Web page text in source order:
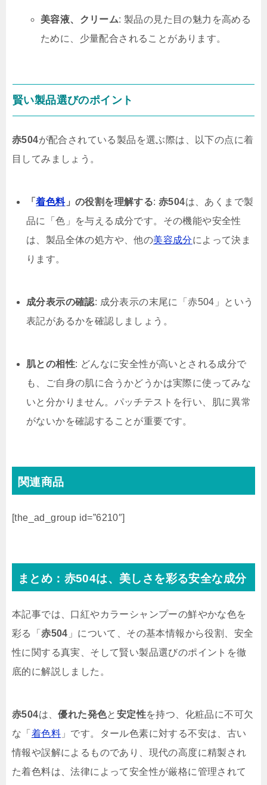
美容液、クリーム: 製品の見た目の魅力を高める
ために、少量配合されることがあります。
賢い製品選びのポイント
赤504が配合されている製品を選ぶ際は、以下の点に着
目してみましょう。
「着色料」の役割を理解する:赤504は、あくまで製
品に「色」を与える成分です。その機能や安全性
は、製品全体の処方や、他の美容成分によって決ま
ります。
成分表示の確認: 成分表示の末尾に「赤504」という
表記があるかを確認しましょう。
肌との相性: どんなに安全性が高いとされる成分で
も、ご自身の肌に合うかどうかは実際に使ってみな
いと分かりません。パッチテストを行い、肌に異常
がないかを確認することが重要です。
関連商品
[the_ad_group id=”6210″]
まとめ：赤504は、美しさを彩る安全な成分
本記事では、口紅やカラーシャンプーの鮮やかな色を
彩る「赤504 」について、その基本情報から役割、安全
性に関する真実、そして賢い製品選びのポイントを徹
底的に解説しました。
赤504は、優れた発色と 安定性を持つ、化粧品に不可欠
な「 着色料 」です。タール色素に対する不安は、古い
情報や誤解によるものであり、現代の高度に精製され
た着色料は、法律によって安全性が厳格に管理されて